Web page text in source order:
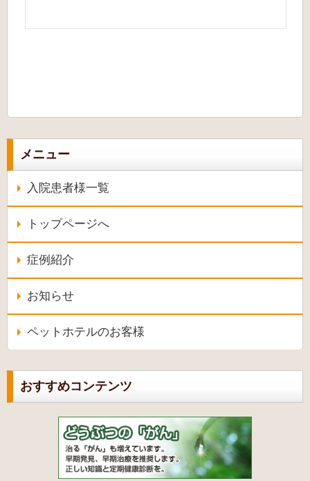
メニュー
入院患者様一覧
トップページへ
症例紹介
お知らせ
ペットホテルのお客様
おすすめコンテンツ